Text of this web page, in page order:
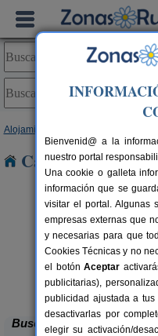
Alojamientos
Casas Rurales
La Noria de
San José
Buscar
Bienvenid@ a la
nuestro portal
Una cookie o galleta
información que se
visitar el portal. Algunas
empresas externas que
y necesarias para que
Cookies Técnicas y no
el botónAceptar
publicitarias),
publicidad ajustada a
desactivarlas por
elegir su activación/